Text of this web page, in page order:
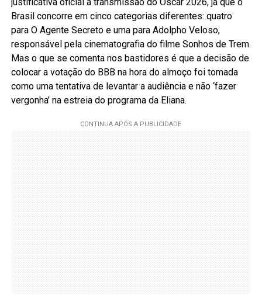
Brasil concorre em cinco categorias diferentes: quatro
para O Agente Secreto e uma para Adolpho Veloso,
responsável pela cinematografia do filme Sonhos de Trem.
Mas o que se comenta nos bastidores é que a decisão de
colocar a votação do BBB na hora do almoço foi tomada
como uma tentativa de levantar a audiência e não ‘fazer
vergonha’ na estreia do programa da Eliana.